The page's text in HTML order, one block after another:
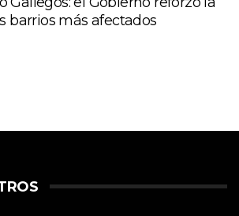
barrios más afectados